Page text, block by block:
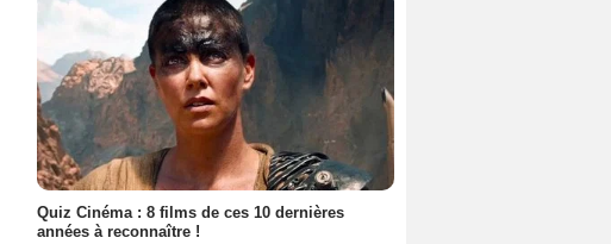
Quiz Cinéma : 8 films de ces 10 dernières
années à reconnaître !